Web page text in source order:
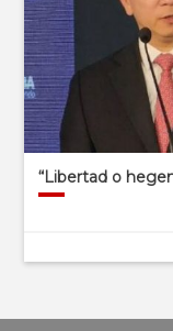
“Libertad o